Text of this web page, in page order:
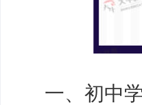
一、初中